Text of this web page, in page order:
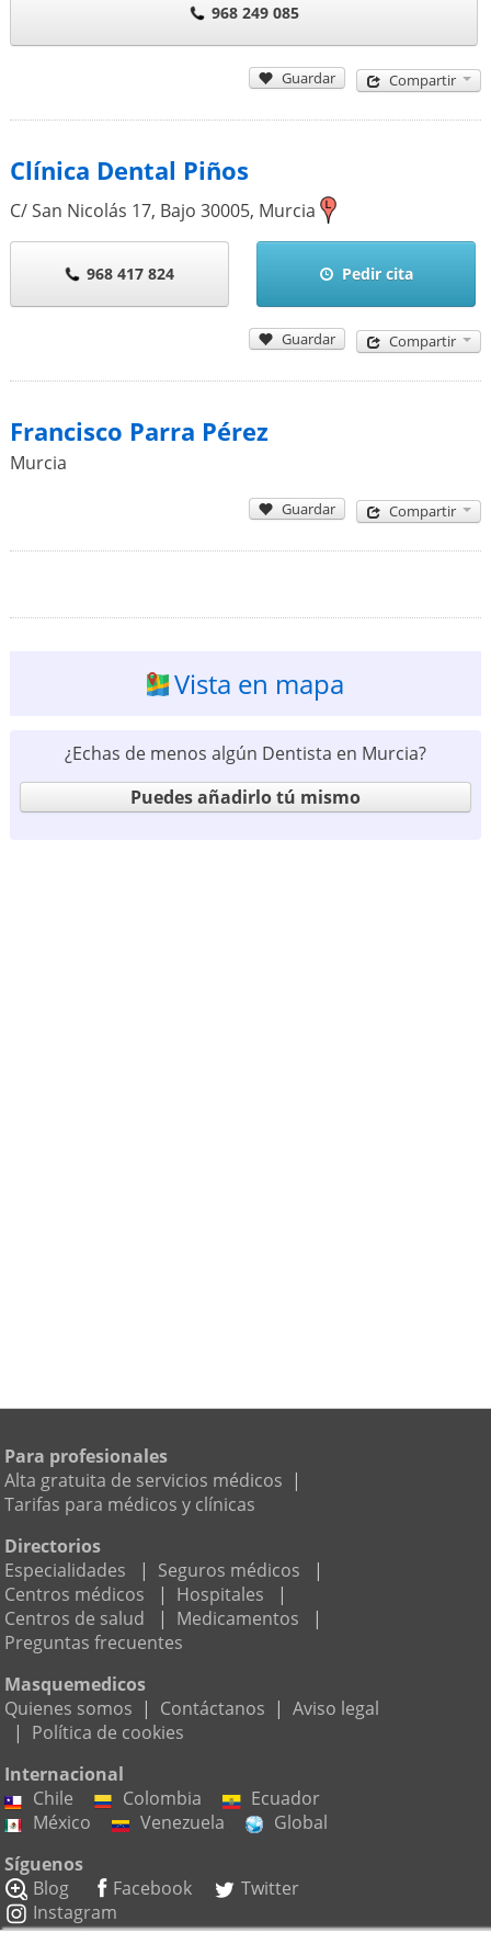
968 249 085
Guardar Compartir
Clínica Dental Piños
C/ San Nicolás 17, Bajo 30005, Murcia
968 417 824 Pedir cita
Guardar Compartir
Francisco Parra Pérez
Murcia
Guardar Compartir
Vista en mapa
¿Echas de menos algún Dentista en Murcia?
Puedes añadirlo tú mismo
Para profesionales
Alta gratuita de servicios médicos |
Tarifas para médicos y clínicas
Directorios
Especialidades
| Seguros médicos
|
Centros médicos
| Hospitales
|
Centros de salud
| Medicamentos
|
Preguntas frecuentes
Masquemedicos
Quienes somos | Contáctanos | Aviso legal
| Política de cookies
Internacional
Chile
Colombia
Ecuador
México
Venezuela
Global
Síguenos
Blog
Facebook
Twitter
Instagram
Suscríbete a nuestro boletín